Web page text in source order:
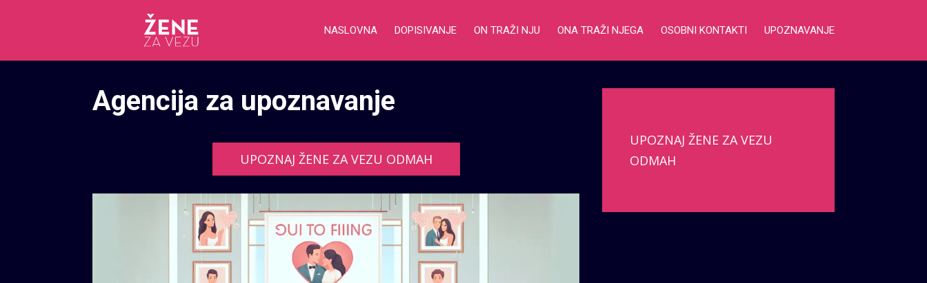
NASLOVNA DOPISIVANJE ON TRAŽI NJU ONA TRAŽI NJEGA OSOBNI KONTAKTI UPOZNAVANJE
Agencija za upoznavanje
UPOZNAJ ŽENE ZA VEZU ODMAH
UPOZNAJ ŽENE ZA VEZU
ODMAH